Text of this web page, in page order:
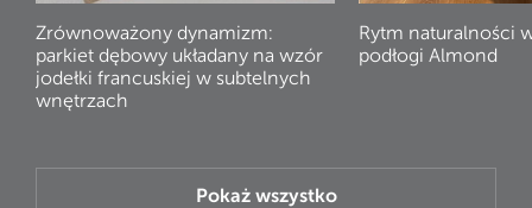
Zrównoważony dynamizm:
parkiet dębowy układany na wzór
jodełki francuskiej w subtelnych
wnętrzach
Rytm naturalności
podłogi Almond
Pokaż wszystko